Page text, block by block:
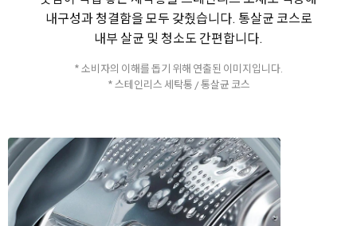
내구성과 청결함을모두 갖췄습니다. 통살균 코스로
내부 살균 및 청소도 간편합니다.
* 소비자의 이해를 돕기 위해 연출된 이미지입니다.
* 스테인리스 세탁통 / 통살균 코스